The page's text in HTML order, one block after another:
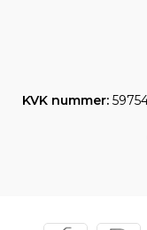
KVK nummer: